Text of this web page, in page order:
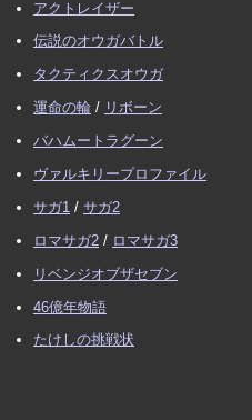
アクトレイザー
伝説のオウガバトル
タクティクスオウガ
運命の輪 / リボーン
バハムートラグーン
ヴァルキリープロファイル
サガ1 / サガ2
ロマサガ2 / ロマサガ3
リベンジオブザセブン
46億年物語
たけしの挑戦状